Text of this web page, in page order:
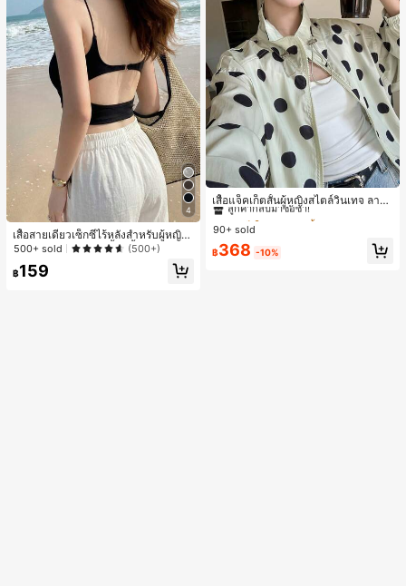
4
เสื้อสายเดี่ยวเซ็กซี่ไร้หลังสำหรับผู้หญิง
พร้อมบราแบบมีฟองน้ำ, เสื้อกล้ามแขน
500+ sold (500+)
฿159
เสื้อแจ็คเก็ตสั้นผู้หญิงสไตล์วินเทจ ลายจุ
ดขนาดใหญ่ คอตั้ง เอวเข้ารูป แขนพอง
ทรงหลวม แฟชั่นอเนกประสงค์ สำหรับใ
ส่ประจำวันและไปเที่ยวพักผ่อน
#1 ขายดี
ใน กระเป๋า เสื้อคลุมลำลอง
ลูกค้ากลับมาซื้อซ้ำ!
#1 ขายดี ใน กระเป๋า เสื้อคลุมลำลอง
ลูกค้ากลับมาซื้อซ้ำ!
#1 ขายดี ใน กระเป๋า เสื้อคลุมลำลอง
ลูกค้ากลับมาซื้อซ้ำ!
#1 ขายดี
ใน กระเป๋า เสื้อคลุมลำลอง
90+ sold
฿368 -10%